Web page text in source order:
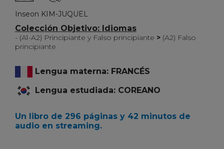
Inseon KIM-JUQUEL
Colección Objetivo: Idiomas
- (A1-A2) Principiante y Falso principiante > (A2) Falso
principiante
Lengua materna: FRANCÉS
Lengua estudiada: COREANO
Un libro de 296 páginas y 42 minutos de
audio en streaming.